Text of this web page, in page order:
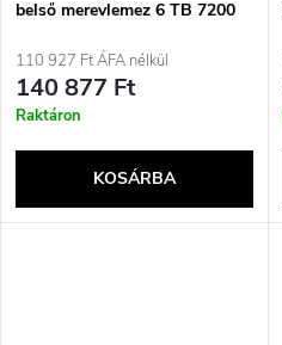
belső merevlemez 6 TB 7200
110 927 Ft ÁFA nélkül
140 877 Ft
Raktáron
KOSÁRBA